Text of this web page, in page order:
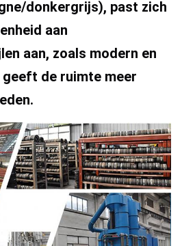
donkergrijs), past zich
aan
aan, zoals modern en
de ruimte meer